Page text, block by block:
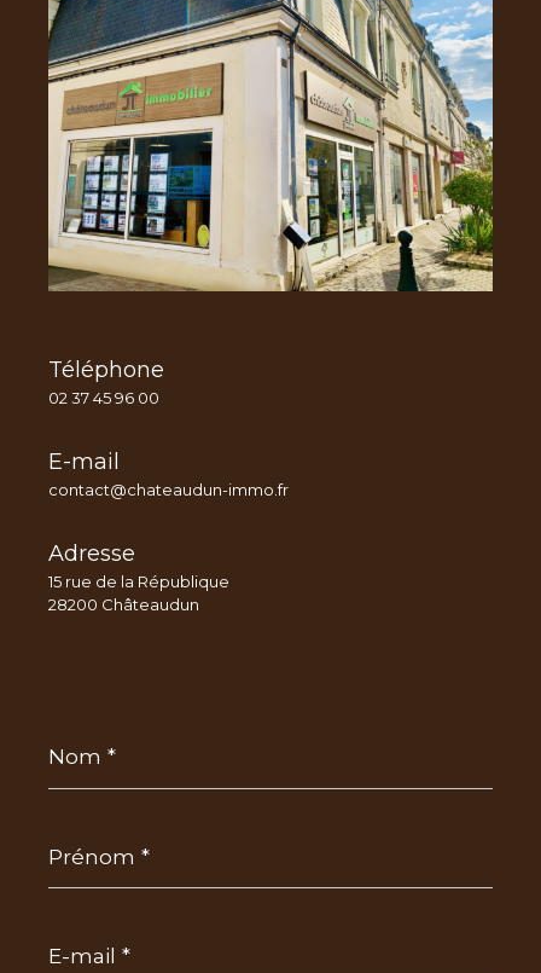
Téléphone
02 37 45 96 00
E-mail
contact@chateaudun-immo.fr
Adresse
15 rue de la République
28200 Châteaudun
*
*